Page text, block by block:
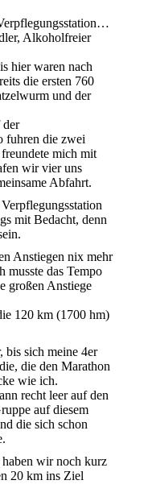
Alkoholfreier
hier waren nach
die ersten 760
und der
der
fuhren die zwei
mich mit
wir vier uns
Abfahrt.
mit Bedacht, denn
Anstiegen nix mehr
musste das Tempo
großen Anstiege
120 km (1700 hm)
bis sich meine 4er
die den Marathon
wie ich.
recht leer auf den
auf diesem
die sich schon
wir noch kurz
20 km ins Ziel